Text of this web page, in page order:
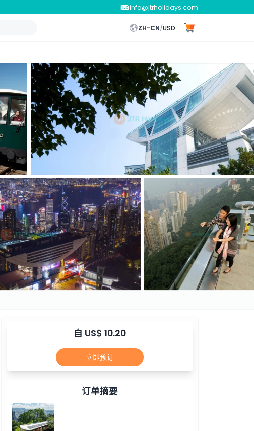
info@jtrholidays.com
ZH-CN/USD
自 US$ 10.20
立即预订
订单摘要